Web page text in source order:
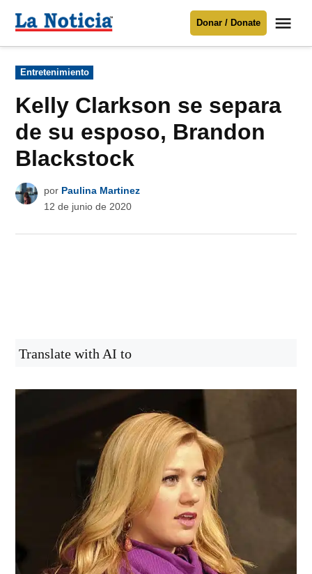
Para mantenerte informado necesitamos
Donar
contenido
Noticia
Donar / Donate
Publicado
en
Entretenimiento
Kelly Clarkson se separa
de su esposo, Brandon
Blackstock
por Paulina Martinez
12 de junio de 2020
Translate with AI to